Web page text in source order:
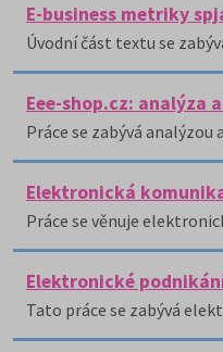
E-business metriky
Úvodní část textu se
Eee-shop.cz: analýza
Práce se zabývá
Elektronická
Práce se věnuje
Elektronické
Tato práce se zabývá